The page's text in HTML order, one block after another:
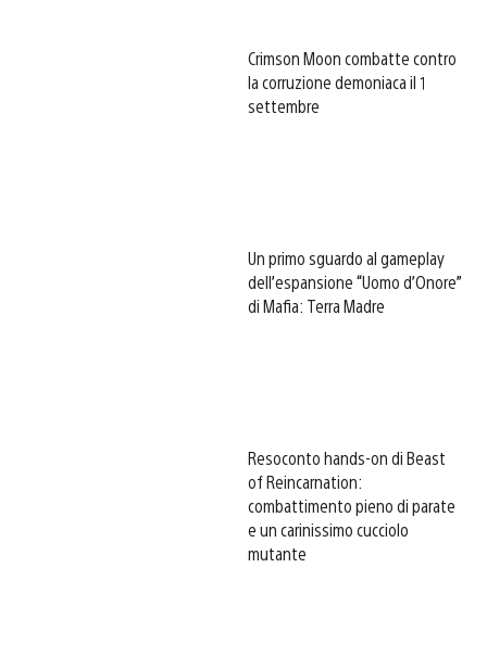
Crimson Moon combatte contro
la corruzione demoniaca il 1
settembre
Un primo sguardo al gameplay
dell’espansione “Uomo d’Onore”
di Mafia: Terra Madre
Resoconto hands-on di Beast
of Reincarnation:
combattimento pieno di parate
e un carinissimo cucciolo
mutante